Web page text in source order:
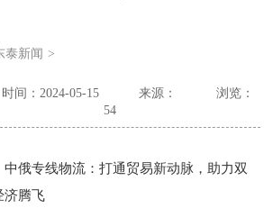
泰新闻 >
时间：2024-05-15 来源：
浏览：
54
中俄专线物流：打通贸易新动脉，助力双
济腾飞